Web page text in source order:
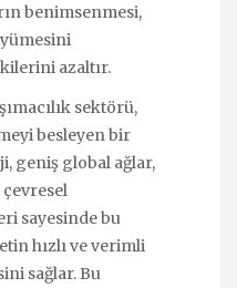
benimsenmesi,
azaltır.
sektörü,
besleyen bir
geniş global ağlar,
çevresel
sayesinde bu
hızlı ve verimli
sağlar. Bu